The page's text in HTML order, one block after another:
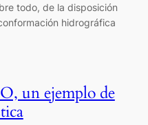
todo, de la disposición
hidrográfica
un ejemplo de